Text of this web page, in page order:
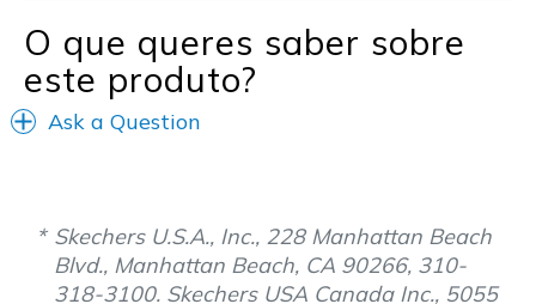
To work
Width
Feels true to width
Sizing
Feels true to size
O que queres saber sobre
este produto?
Ask a Question
Skechers U.S.A., Inc., 228 Manhattan Beach
Blvd., Manhattan Beach, CA 90266, 310-
318-3100. Skechers USA Canada Inc., 5055